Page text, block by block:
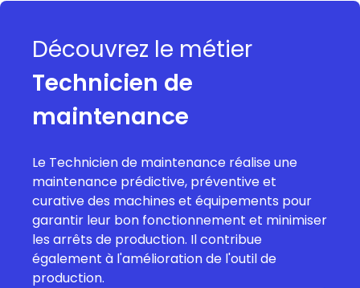
Découvrez le métier
Technicien de
maintenance
Le Technicien de maintenance réalise une
maintenance prédictive, préventive et
curative des machines et équipements pour
garantir leur bon fonctionnement et minimiser
les arrêts de production. Il contribue
également à l'amélioration de l'outil de
production.